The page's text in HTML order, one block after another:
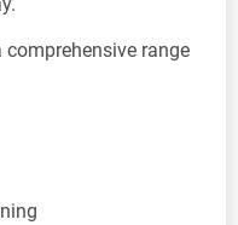
comprehensive range